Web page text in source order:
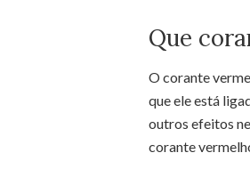
Que
O corante
que ele está
outros efeitos
corante